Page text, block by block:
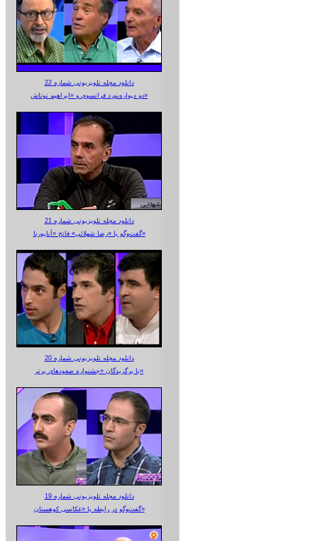
دانلود مجله تلویزیونی شماره 22
دو دیواره‌نورد فرانسوی و «ابراهیم نوتاش»
دانلود مجله تلویزیونی شماره 21
گفت‌وگو با «رضا شهلائی» فاتح «آناپورنا»
دانلود مجله تلویزیونی شماره 20
با برگزیدگان «جشنواره صعودهای برتر»
دانلود مجله تلویزیونی شماره 19
گفت‌وگو در رابطه با «عکاسی کوهستان»